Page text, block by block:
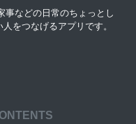
事などの日常のちょっとし
をつなげるアプリです。